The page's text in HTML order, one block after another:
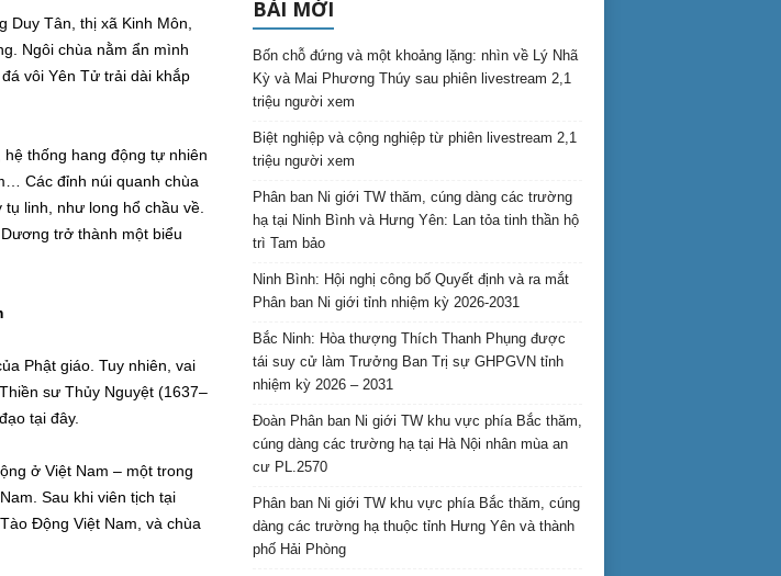
Tân, thị xã Kinh Môn,
Ngôi chùa nằm ẩn mình
vôi Yên Tử trải dài khắp
thống hang động tự nhiên
Các đỉnh núi quanh chùa
linh, như long hổ chầu về.
trở thành một biểu
Phật giáo. Tuy nhiên, vai
sư Thủy Nguyệt (1637–
tại đây.
ở Việt Nam – một trong
Sau khi viên tịch tại
Động Việt Nam, và chùa
BÀI MỚI
Bốn chỗ đứng và một khoảng lặng: nhìn về Lý Nhã
Kỳ và Mai Phương Thúy sau phiên livestream 2,1
triệu người xem
Biệt nghiệp và cộng nghiệp từ phiên livestream 2,1
triệu người xem
Phân ban Ni giới TW thăm, cúng dàng các trường
hạ tại Ninh Bình và Hưng Yên: Lan tỏa tinh thần hộ
trì Tam bảo
Ninh Bình: Hội nghị công bố Quyết định và ra mắt
Phân ban Ni giới tỉnh nhiệm kỳ 2026-2031
Bắc Ninh: Hòa thượng Thích Thanh Phụng được
tái suy cử làm Trưởng Ban Trị sự GHPGVN tỉnh
nhiệm kỳ 2026 – 2031
Đoàn Phân ban Ni giới TW khu vực phía Bắc thăm,
cúng dàng các trường hạ tại Hà Nội nhân mùa an
cư PL.2570
Phân ban Ni giới TW khu vực phía Bắc thăm, cúng
dàng các trường hạ thuộc tỉnh Hưng Yên và thành
phố Hải Phòng